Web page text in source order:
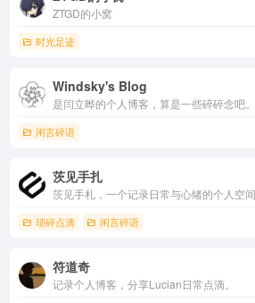
ZTGD的小窝
时光足迹
Windsky's Blog
是闫立晔的个人博客，算是一些碎碎念吧。
闲言碎语
茨见手扎
琐碎点滴 闲言碎语
符道奇
记录个人博客，分享Lucian日常点滴。